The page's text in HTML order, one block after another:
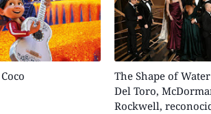
The Shape of
Del Toro,
Rockwell,